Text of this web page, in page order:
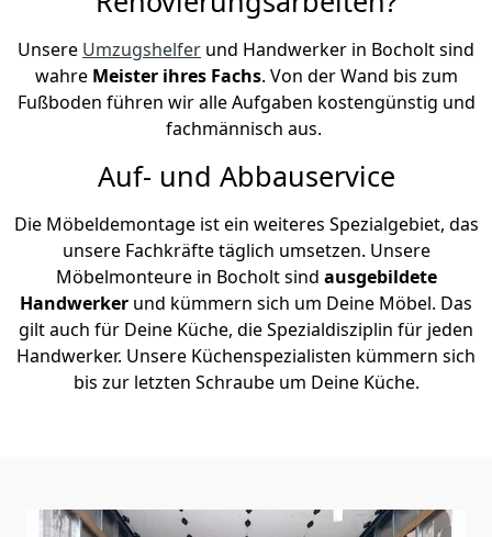
Unsere Umzugshelfer und Handwerker in Bocholt sind
wahre Meister ihres Fachs. Von der Wand bis zum
Fußboden führen wir alle Aufgaben kostengünstig und
fachmännisch aus.
Auf- und Abbauservice
Die Möbeldemontage ist ein weiteres Spezialgebiet, das
unsere Fachkräfte täglich umsetzen. Unsere
Möbelmonteure in Bocholt sind ausgebildete
Handwerker und kümmern sich um Deine Möbel. Das
gilt auch für Deine Küche, die Spezialdisziplin für jeden
Handwerker. Unsere Küchenspezialisten kümmern sich
bis zur letzten Schraube um Deine Küche.